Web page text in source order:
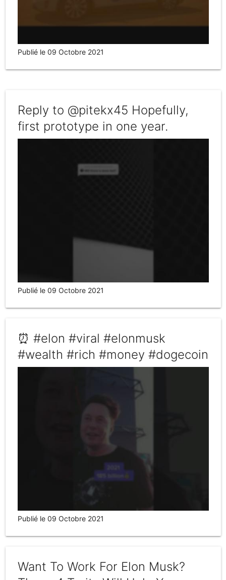
Publié le 09 Octobre 2021
Reply to @pitekx45 Hopefully,
first prototype in one year.
Publié le 09 Octobre 2021
⏰ #elon #viral #elonmusk
#wealth #rich #money #dogecoin
Publié le 09 Octobre 2021
Want To Work For Elon Musk?